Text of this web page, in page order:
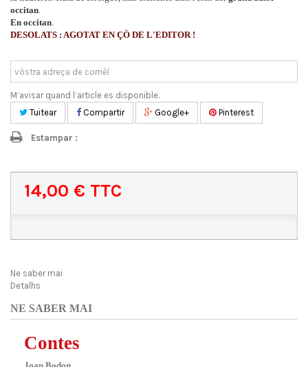
occitan.
En occitan.
DESOLATS : AGOTAT EN ÇÒ DE L'EDITOR!
M’avisar quand l’article es disponible.
Tuitear
Compartir Google+ Pinterest
Estampar :
14,00 € TTC
Ne saber mai
Detalhs
NE SABER MAI
Contes